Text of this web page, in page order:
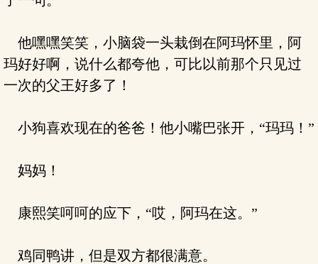
他嘿嘿笑笑，小脑袋一头栽倒在阿玛怀里，阿
玛好好啊，说什么都夸他，可比以前那个只见过
一次的父王好多了！
小狗喜欢现在的爸爸！他小嘴巴张开，“玛玛！”
妈妈！
康熙笑呵呵的应下，“哎，阿玛在这。”
鸡同鸭讲，但是双方都很满意。